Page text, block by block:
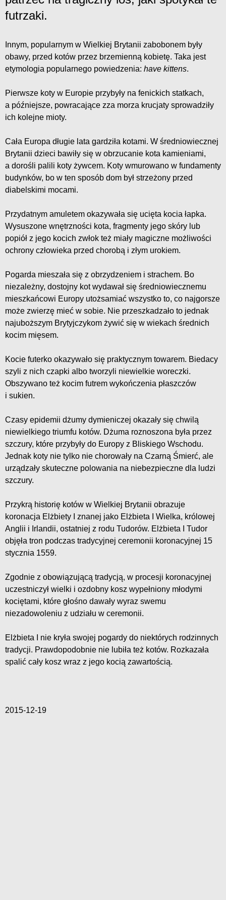
futrzaki.
Innym, popularnym w Wielkiej Brytanii zabobonem były
obawy, przed kotów przez brzemienną kobietę. Taka jest
etymologia popularnego powiedzenia: have kittens.
Pierwsze koty w Europie przybyły na fenickich statkach,
a późniejsze, powracające zza morza krucjaty sprowadziły
ich kolejne mioty.
Cała Europa długie lata gardziła kotami. W średniowiecznej
Brytanii dzieci bawiły się w obrzucanie kota kamieniami,
a dorośli palili koty żywcem. Koty wmurowano w fundamenty
budynków, bo w ten sposób dom był strzeżony przed
diabelskimi mocami.
Przydatnym amuletem okazywała się ucięta kocia łapka.
Wysuszone wnętrzności kota, fragmenty jego skóry lub
popiół z jego kocich zwłok też miały magiczne możliwości
ochrony człowieka przed chorobą i złym urokiem.
Pogarda mieszała się z obrzydzeniem i strachem. Bo
niezależny, dostojny kot wydawał się średniowiecznemu
mieszkańcowi Europy utożsamiać wszystko to, co najgorsze
może zwierzę mieć w sobie. Nie przeszkadzało to jednak
najuboższym Brytyjczykom żywić się w wiekach średnich
kocim mięsem.
Kocie futerko okazywało się praktycznym towarem. Biedacy
szyli z nich czapki albo tworzyli niewielkie woreczki.
Obszywano też kocim futrem wykończenia płaszczów
i sukien.
Czasy epidemii dżumy dymieniczej okazały się chwilą
niewielkiego triumfu kotów. Dżuma roznoszona była przez
szczury, które przybyły do Europy z Bliskiego Wschodu.
Jednak koty nie tylko nie chorowały na Czarną Śmierć, ale
urządzały skuteczne polowania na niebezpieczne dla ludzi
szczury.
Przykrą historię kotów w Wielkiej Brytanii obrazuje
koronacja Elżbiety I znanej jako Elżbieta I Wielka, królowej
Anglii i Irlandii, ostatniej z rodu Tudorów. Elżbieta I Tudor
objęła tron podczas tradycyjnej ceremonii koronacyjnej 15
stycznia 1559.
Zgodnie z obowiązującą tradycją, w procesji koronacyjnej
uczestniczył wielki i ozdobny kosz wypełniony młodymi
kociętami, które głośno dawały wyraz swemu
niezadowoleniu z udziału w ceremonii.
Elżbieta I nie kryła swojej pogardy do niektórych rodzinnych
tradycji. Prawdopodobnie nie lubiła też kotów. Rozkazała
spalić cały kosz wraz z jego kocią zawartością.
2015-12-19